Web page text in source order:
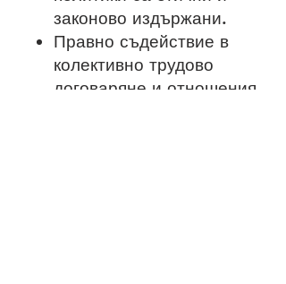
законово издържани.
Правно съдействие в
колективно трудово
договаряне и отношения